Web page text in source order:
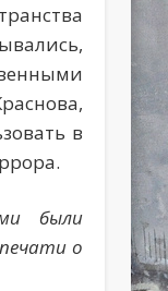
в
были
о